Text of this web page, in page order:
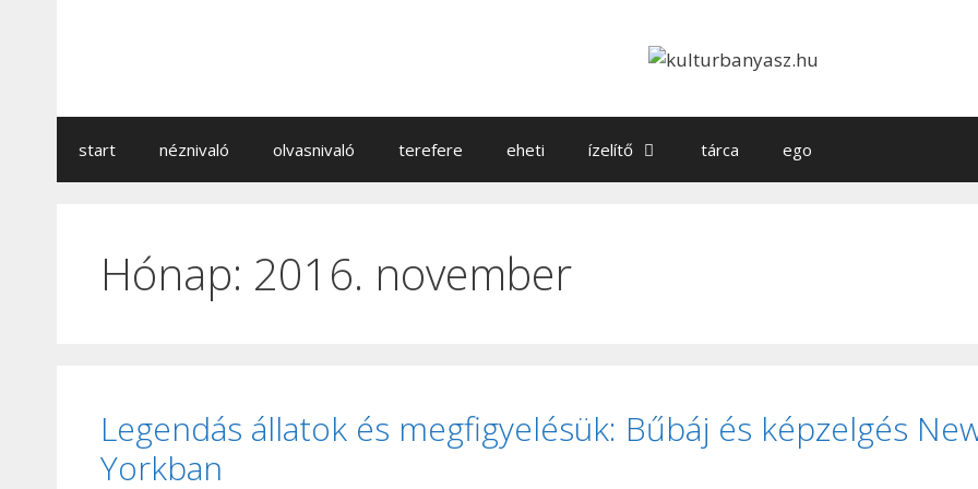
start néznivaló olvasnivaló terefere eheti ízelítő tárca ego
Hónap: 2016. november
Legendás állatok és megfigyelésük: Bűbáj és képzelgés
Yorkban